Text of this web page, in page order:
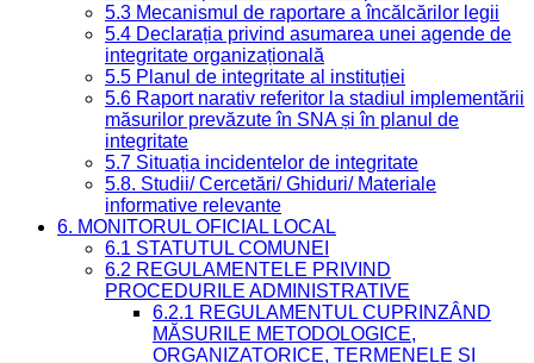
5.3 Mecanismul de raportare a încălcărilor legii
5.4 Declarația privind asumarea unei agende de
integritate organizațională
5.5 Planul de integritate al instituției
5.6 Raport narativ referitor la stadiul implementării
măsurilor prevăzute în SNA și în planul de
integritate
5.7 Situația incidentelor de integritate
5.8. Studii/ Cercetări/ Ghiduri/ Materiale
informative relevante
6. MONITORUL OFICIAL LOCAL
6.1 STATUTUL COMUNEI
6.2 REGULAMENTELE PRIVIND
PROCEDURILE ADMINISTRATIVE
6.2.1 REGULAMENTUL CUPRINZÂND
MĂSURILE METODOLOGICE,
ORGANIZATORICE, TERMENELE ȘI